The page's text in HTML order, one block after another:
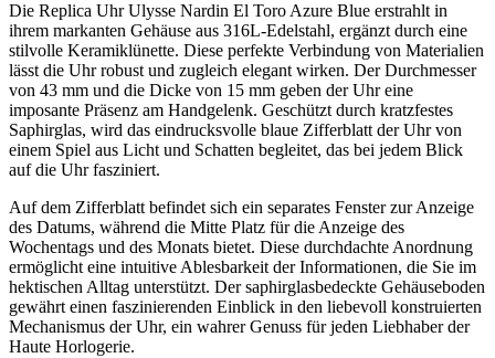
Die Replica Uhr Ulysse Nardin El Toro Azure Blue erstrahlt in
ihrem markanten Gehäuse aus 316L-Edelstahl, ergänzt durch eine
stilvolle Keramiklünette. Diese perfekte Verbindung von Materialien
lässt die Uhr robust und zugleich elegant wirken. Der Durchmesser
von 43 mm und die Dicke von 15 mm geben der Uhr eine
imposante Präsenz am Handgelenk. Geschützt durch kratzfestes
Saphirglas, wird das eindrucksvolle blaue Zifferblatt der Uhr von
einem Spiel aus Licht und Schatten begleitet, das bei jedem Blick
auf die Uhr fasziniert.
Auf dem Zifferblatt befindet sich ein separates Fenster zur Anzeige
des Datums, während die Mitte Platz für die Anzeige des
Wochentags und des Monats bietet. Diese durchdachte Anordnung
ermöglicht eine intuitive Ablesbarkeit der Informationen, die Sie im
hektischen Alltag unterstützt. Der saphirglasbedeckte Gehäuseboden
gewährt einen faszinierenden Einblick in den liebevoll konstruierten
Mechanismus der Uhr, ein wahrer Genuss für jeden Liebhaber der
Haute Horlogerie.